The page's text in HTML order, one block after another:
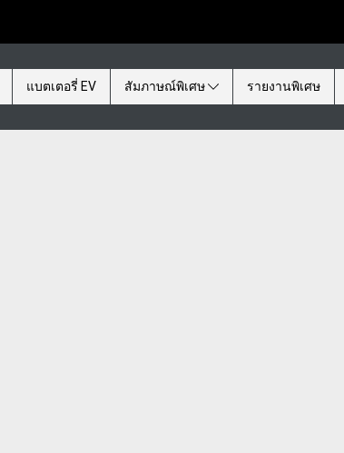
แบตเตอรี่ EV สัมภาษณ์พิเศษ รายงานพิเศษ